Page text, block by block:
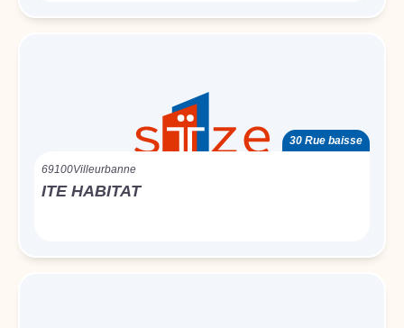
30 Rue baisse
69100Villeurbanne
ITE HABITAT